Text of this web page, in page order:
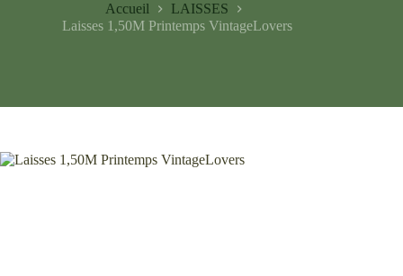
Accueil
LAISSES
Laisses 1,50M Printemps VintageLovers